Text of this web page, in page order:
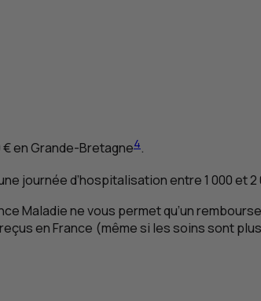
€ en Grande-Bretagne4.
journée d’hospitalisation entre 1 000 et 2
Maladie ne vous permet qu’un
en France (même si les soins sont